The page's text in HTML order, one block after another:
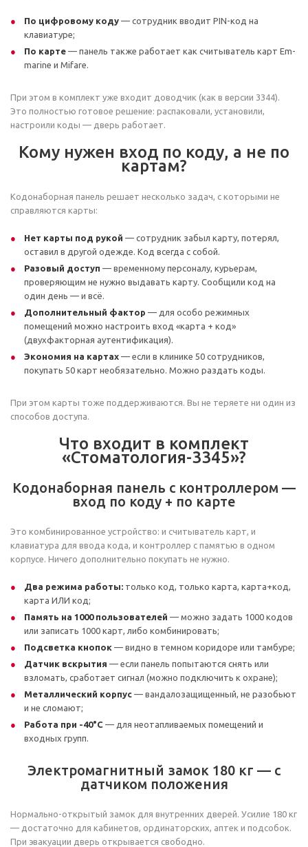
По цифровому коду — сотрудник вводит PIN-код на
клавиатуре;
По карте — панель также работает как считыватель карт Em-
marine и Mifare.
При этом в комплект уже входит доводчик (как в версии 3344).
Это полностью готовое решение: распаковали, установили,
настроили коды — дверь работает.
Кому нужен вход по коду, а не по
картам?
Кодонаборная панель решает несколько задач, с которыми не
справляются карты:
Нет карты под рукой — сотрудник забыл карту, потерял,
оставил в другой одежде. Код всегда с собой.
Разовый доступ — временному персоналу, курьерам,
проверяющим не нужно выдавать карту. Сообщили код на
один день — и всё.
Дополнительный фактор — для особо режимных
помещений можно настроить вход «карта + код»
(двухфакторная аутентификация).
Экономия на картах — если в клинике 50 сотрудников,
покупать 50 карт необязательно. Можно раздать коды.
При этом карты тоже поддерживаются. Вы не теряете ни один из
способов доступа.
Что входит в комплект
«Стоматология-3345»?
Кодонаборная панель с контроллером —
вход по коду + по карте
Это комбинированное устройство: и считыватель карт, и
клавиатура для ввода кода, и контроллер с памятью в одном
корпусе. Ничего дополнительно покупать не нужно.
Два режима работы: только код, только карта, карта+код,
карта ИЛИ код;
Память на 1000 пользователей — можно задать 1000 кодов
или записать 1000 карт, либо комбинировать;
Подсветка кнопок — видно в темном коридоре или тамбуре;
Датчик вскрытия — если панель попытаются снять или
взломать, сработает сигнал (можно подключить к охране);
Металлический корпус — вандалозащищенный, не разобьют
и не сломают;
Работа при -40°С — для неотапливаемых помещений и
входных групп.
Электромагнитный замок 180 кг — с
датчиком положения
Нормально-открытый замок для внутренних дверей. Усилие 180 кг
— достаточно для кабинетов, ординаторских, аптек и подсобок.
При эвакуации дверь открывается свободно.